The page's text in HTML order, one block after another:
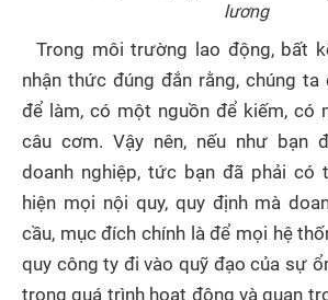
lương
Trong môi trường lao động, bất
nhận thức đúng đắn rằng, chúng ta
để làm, có một nguồn để kiếm, có
câu cơm. Vậy nên, nếu như bạn
doanh nghiệp, tức bạn đã phải có
hiện mọi nội quy, quy định mà
cầu, mục đích chính là để mọi hệ
quy công ty đi vào quỹ đạo của sự
trong quá trình hoạt động và quan